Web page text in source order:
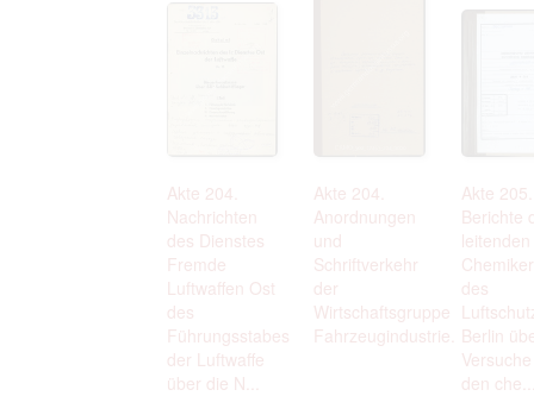
Akte 204.
Nachrichten
des Dienstes
Fremde
Luftwaffen Ost
des
Führungsstabes
der Luftwaffe
über die N...
Akte 204.
Anordnungen
und
Schriftverkehr
der
Wirtschaftsgruppe
Fahrzeugindustrie.
Akte 205.
Berichte
leitenden
des
Berlin
den